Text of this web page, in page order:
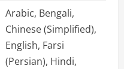
Arabic, Bengali,
Chinese (Simplified),
English, Farsi
(Persian), Hindi,